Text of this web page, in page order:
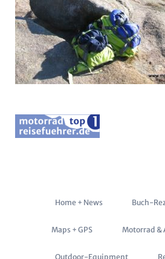
Navigation
Home + News Buch-
Maps + GPS Motorrad &
Outdoor-Equipment